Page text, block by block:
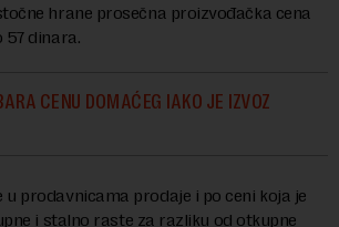
hrane prosečna proizvođačka cena
57 dinara.
CENU DOMAĆEG IAKO JE IZVOZ
u prodavnicama prodaje i po ceni koja je
i stalno raste za razliku od otkupne